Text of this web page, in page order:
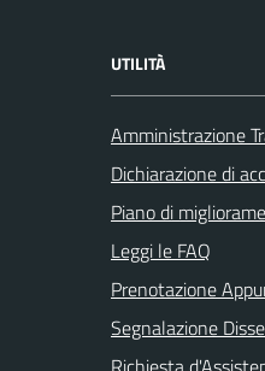
UTILITÀ
Amministrazione
Dichiarazione di
Piano di
Leggi le FAQ
Prenotazione
Segnalazione